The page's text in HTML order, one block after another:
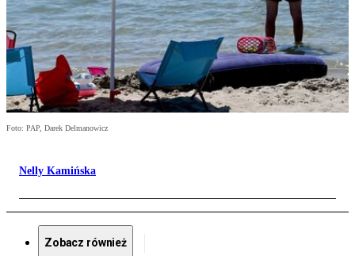
Foto: PAP, Darek Delmanowicz
Nelly Kamińska
Zobacz również